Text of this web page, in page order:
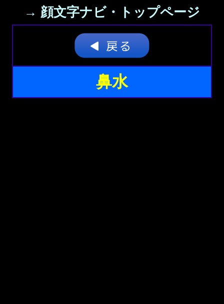
→ 顔文字ナビ・トップページ
鼻水